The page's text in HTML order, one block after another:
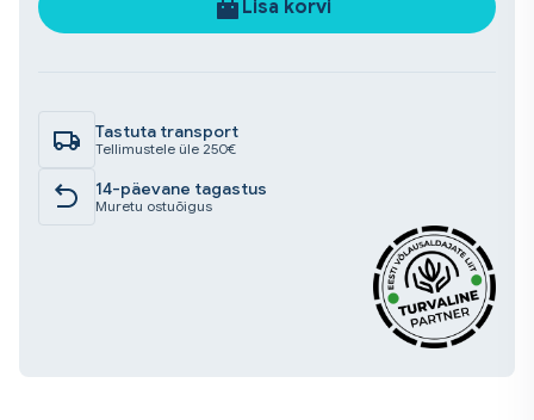
abil
kogus
Lisa korvi
Tastuta transport
Tellimustele üle 250€
14-päevane tagastus
Muretu ostuõigus